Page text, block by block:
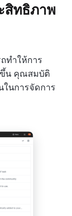
สิทธิภาพ
ทำให้การ
ขึ้น คุณสมบัติ
นการจัดการ